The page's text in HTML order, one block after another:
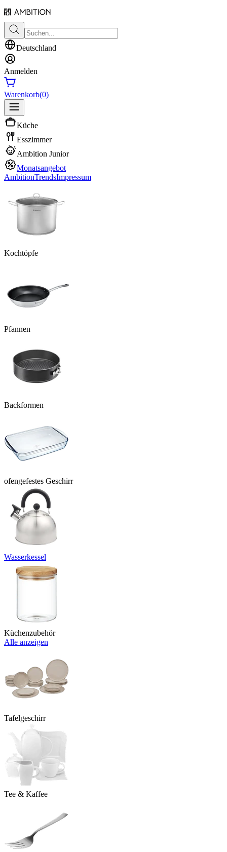
Deutschland
Anmelden
Warenkorb(0)
Küche
Esszimmer
Ambition Junior
Monatsangebot
AmbitionTrendsImpressum
Kochtöpfe
Pfannen
Backformen
ofengefestes Geschirr
Wasserkessel
Küchenzubehör
Alle anzeigen
Tafelgeschirr
Tee & Kaffee